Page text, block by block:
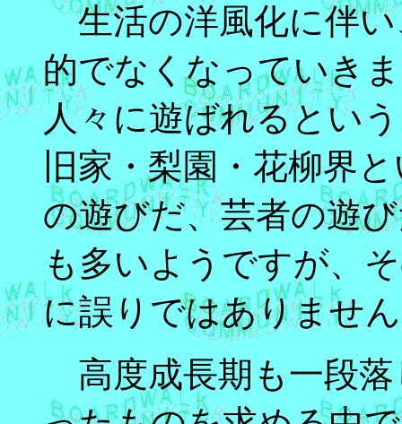
生活の洋風化に伴い
的でなくなっていき
人々に遊ばれるとい
旧家・梨園・花柳界
の遊びだ、芸者の遊
も多いようですが、
に誤りではありませ
高度成長期も一段落